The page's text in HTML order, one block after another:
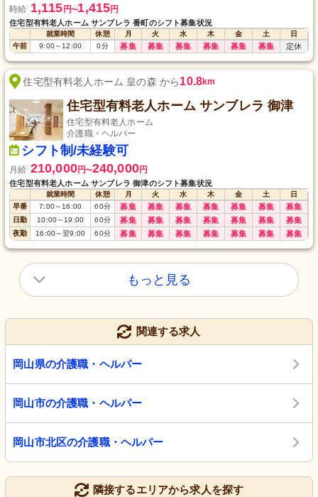
時給 1,115 円〜1,415円
住宅型有料老人ホーム サンブレラ 番町のシフト募集状況
就業時間 休憩 月 火 水 木 金 土
日
午前
9:00～12:00 0分 募集 募集 募集 募集 募集 募集 定休
住宅型有料老人ホーム 皇の森 から10.8km
住宅型有料老人ホーム サンブレラ 御津
住宅型有料老人ホーム
介護職・ヘルパー
シフト制/未経験可
月給 210,000円〜240,000円
住宅型有料老人ホーム サンブレラ 御津のシフト募集状況
就業時間 休憩 月 火 水 木 金 土
日
早番
7:00～16:00 60分 募集 募集 募集 募集 募集 募集 募集
日勤 10:00～19:00 60分 募集 募集 募集 募集 募集 募集 募集
夜勤 16:00～翌9:00 60分 募集 募集 募集 募集 募集 募集 募集
もっと見る
関連する求人
岡山県の介護職・ヘルパー
岡山市の介護職・ヘルパー
岡山市北区の介護職・ヘルパー
隣接するエリアから求人を探す